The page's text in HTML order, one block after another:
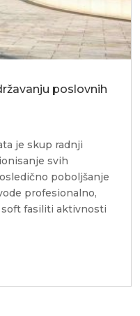
poslovnih
je skup radnji
svih
poboljšanje
profesionalno,
fasiliti aktivnosti